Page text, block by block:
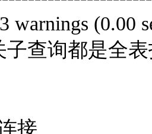
warnings (0.00
子查询都是全
接